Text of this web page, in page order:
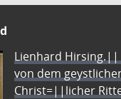
Lienhard Hirsing.||
von dem
Christ=||licher